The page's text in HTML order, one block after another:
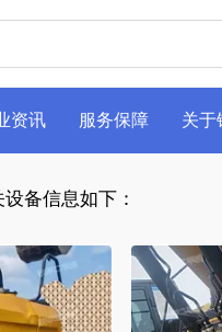
资讯 服务保障 关于
备信息如下：